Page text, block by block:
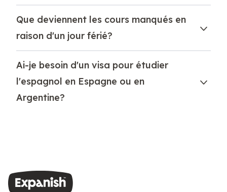
Que deviennent les cours manqués en
raison d'un jour férié?
Ai-je besoin d'un visa pour étudier
l'espagnol en Espagne ou en
Argentine?